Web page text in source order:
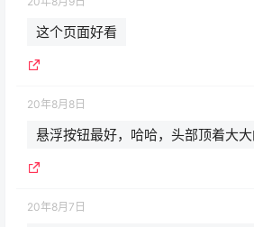
这个页面好看
20年8月8日
悬浮按钮最好，哈哈，头部顶着大
20年8月7日